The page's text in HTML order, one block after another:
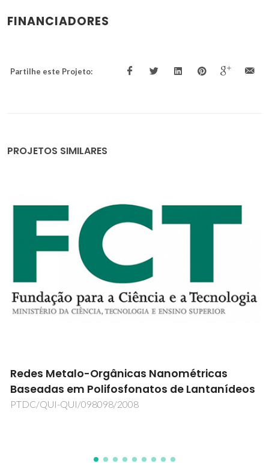
FINANCIADORES
Partilhe este Projeto:
PROJETOS SIMILARES
Metalo-Orgânicas Nanométricas
em Polifosfonatos de Lantanídeos
QUI-QUI/098098/2008